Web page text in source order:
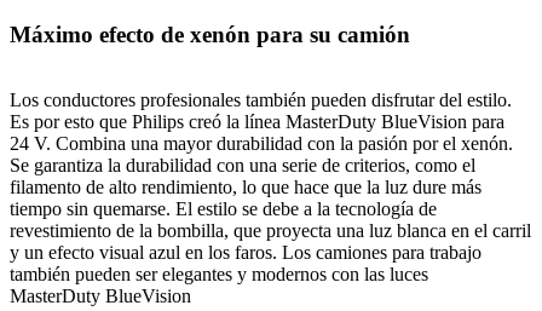
Máximo efecto de xenón para su camión
Los conductores profesionales también pueden disfrutar del estilo.
Es por esto que Philips creó la línea MasterDuty BlueVision para
24 V. Combina una mayor durabilidad con la pasión por el xenón.
Se garantiza la durabilidad con una serie de criterios, como el
filamento de alto rendimiento, lo que hace que la luz dure más
tiempo sin quemarse. El estilo se debe a la tecnología de
revestimiento de la bombilla, que proyecta una luz blanca en el carril
y un efecto visual azul en los faros. Los camiones para trabajo
también pueden ser elegantes y modernos con las luces
MasterDuty BlueVision